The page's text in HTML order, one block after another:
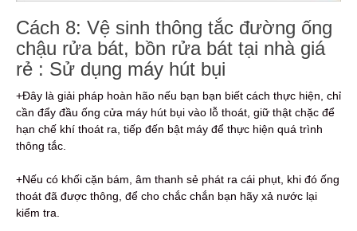
Cách 8: Vệ sinh thông tắc đường ống
chậu rửa bát, bồn rửa bát tại nhà giá
rẻ : Sử dụng máy hút bụi
+Đây là giải pháp hoàn hão nếu bạn bạn biết cách thực hiện, chỉ
cần đẩy đầu ống cửa máy hút bụi vào lỗ thoát, giữ thật chặc để
hạn chế khí thoát ra, tiếp đến bật máy để thực hiện quá trình
thông tắc.
+Nếu có khối cặn bám, âm thanh sẻ phát ra cái phụt, khi đó ống
thoát đã được thông, để cho chắc chắn bạn hãy xả nước lại
kiểm tra.